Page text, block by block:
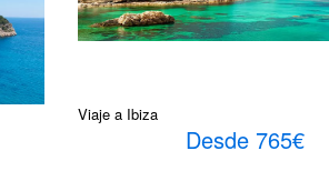
Viaje a Ibiza
Desde 765€